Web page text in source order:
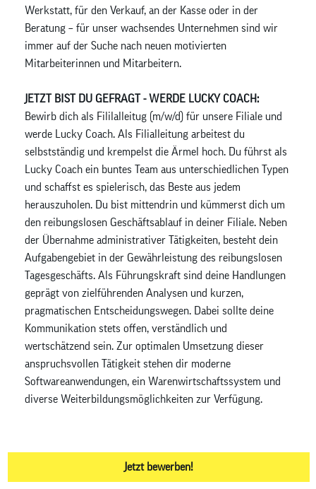
Jetzt bewerben!
Werkstatt, für den Verkauf, an der Kasse oder in der
Beratung – für unser wachsendes Unternehmen sind wir
immer auf der Suche nach neuen motivierten
Mitarbeiterinnen und Mitarbeitern.
JETZT BIST DU GEFRAGT - WERDE LUCKY COACH:
Bewirb dich als Fililalleitug (m/w/d) für unsere Filiale und
werde Lucky Coach. Als Filialleitung arbeitest du
selbstständig und krempelst die Ärmel hoch. Du führst als
Lucky Coach ein buntes Team aus unterschiedlichen Typen
und schaffst es spielerisch, das Beste aus jedem
herauszuholen. Du bist mittendrin und kümmerst dich um
den reibungslosen Geschäftsablauf in deiner Filiale. Neben
der Übernahme administrativer Tätigkeiten, besteht dein
Aufgabengebiet in der Gewährleistung des reibungslosen
Tagesgeschäfts. Als Führungskraft sind deine Handlungen
geprägt von zielführenden Analysen und kurzen,
pragmatischen Entscheidungswegen. Dabei sollte deine
Kommunikation stets offen, verständlich und
wertschätzend sein. Zur optimalen Umsetzung dieser
anspruchsvollen Tätigkeit stehen dir moderne
Softwareanwendungen, ein Warenwirtschaftssystem und
diverse Weiterbildungsmöglichkeiten zur Verfügung.